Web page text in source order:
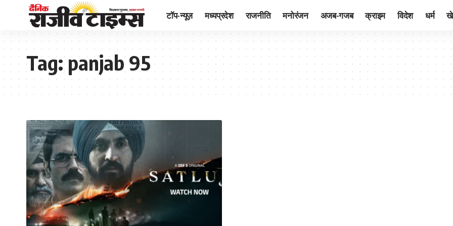
टॉप-न्यूज़ मध्यप्रदेश राजनीति मनोरंजन अजब-गजब क्राइम विदेश धर्म
Tag:panjab 95